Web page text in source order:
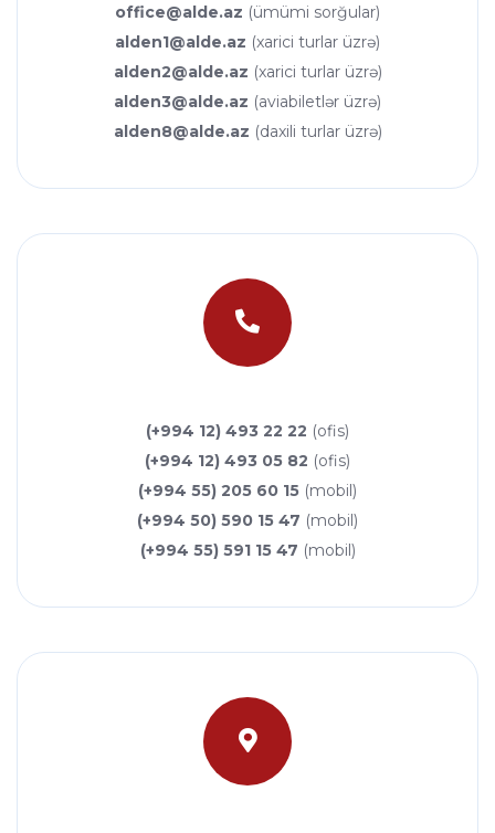
office@alde.az (ümümi sorğular)
alden1@alde.az (xarici turlar üzrə)
alden2@alde.az (xarici turlar üzrə)
alden3@alde.az (aviabiletlər üzrə)
alden8@alde.az (daxili turlar üzrə)
(+994 12) 493 22 22 (ofis)
(+994 12) 493 05 82 (ofis)
(+994 55) 205 60 15 (mobil)
(+994 50) 590 15 47 (mobil)
(+994 55) 591 15 47 (mobil)